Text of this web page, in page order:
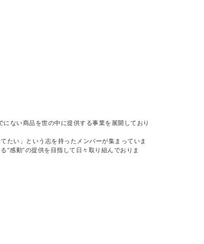
ない商品を世の中に提供する事業を展開しており
たい」という志を持ったメンバーが集まっていま
”感動”の提供を目指して日々取り組んでおりま